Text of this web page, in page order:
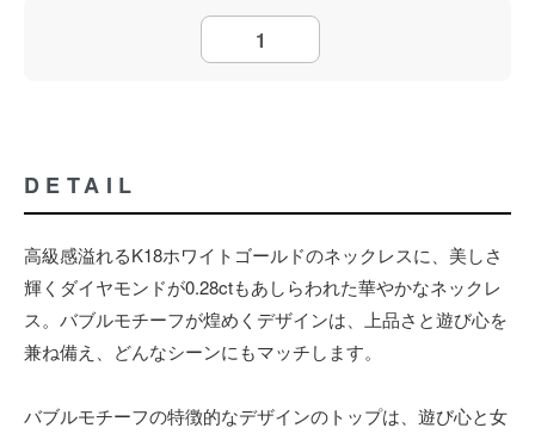
DETAIL
高級感溢れるK18ホワイトゴールドのネックレスに、美しさ
輝くダイヤモンドが0.28ctもあしらわれた華やかなネックレ
ス。バブルモチーフが煌めくデザインは、上品さと遊び心を
兼ね備え、どんなシーンにもマッチします。
バブルモチーフの特徴的なデザインのトップは、遊び心と女